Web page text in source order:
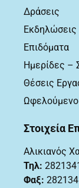
Δράσεις
Εκδηλώσεις
Επιδόματα
Ημερίδες –
Θέσεις
Στοιχεία
Αλικιανός
Τηλ:
Φαξ: